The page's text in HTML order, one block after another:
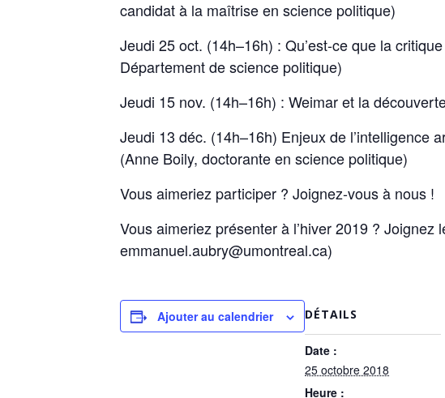
candidat à la maîtrise en science politique)
Jeudi 25 oct. (14h–16h) : Qu’est-ce que la
Département de science politique)
Jeudi 15 nov. (14h–16h) : Weimar et la
Jeudi 13 déc. (14h–16h) Enjeux de l’intelligence
(Anne Boily, doctorante en science politique)
Vous aimeriez participer ? Joignez-vous à nous !
Vous aimeriez présenter à l’hiver 2019 ?
emmanuel.aubry@umontreal.ca)
Ajouter au calendrier DÉTAILS
Date :
25 octobre 2018
Heure :